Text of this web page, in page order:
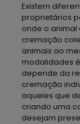
Existem
proprietários
onde o
cremação
animais ao
modalidades
depende da
cremação
aqueles que
criando uma
desejam